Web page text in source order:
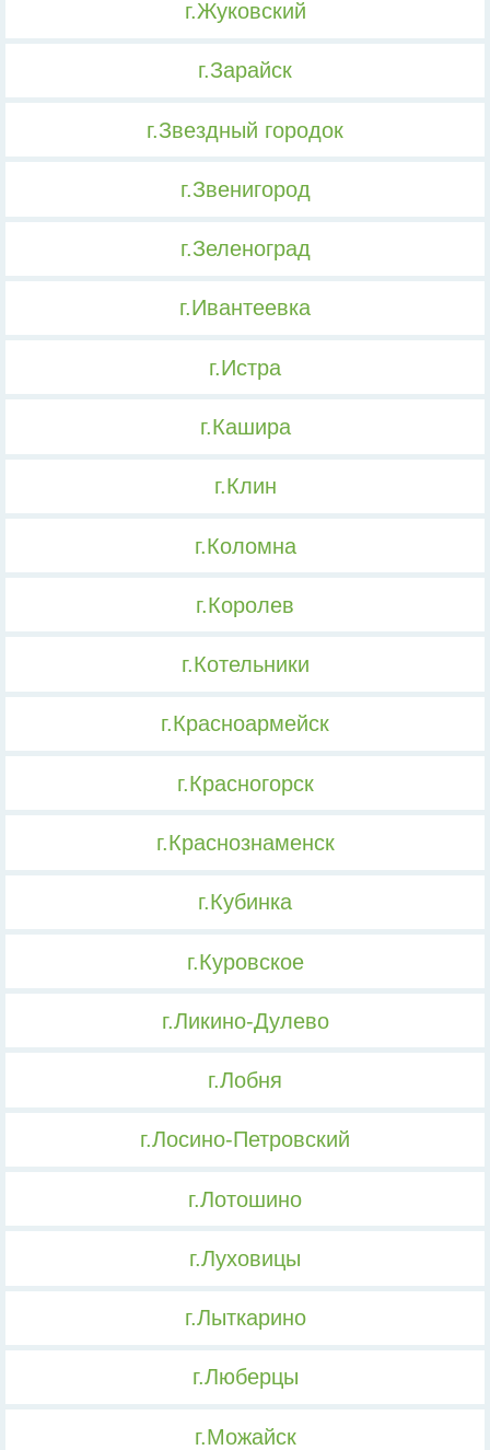
г.Жуковский
г.Зарайск
г.Звездный городок
г.Звенигород
г.Зеленоград
г.Ивантеевка
г.Истра
г.Кашира
г.Клин
г.Коломна
г.Королев
г.Котельники
г.Красноармейск
г.Красногорск
г.Краснознаменск
г.Кубинка
г.Куровское
г.Ликино-Дулево
г.Лобня
г.Лосино-Петровский
г.Лотошино
г.Луховицы
г.Лыткарино
г.Люберцы
г.Можайск